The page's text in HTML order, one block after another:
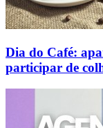
Dia do Café:
participar de